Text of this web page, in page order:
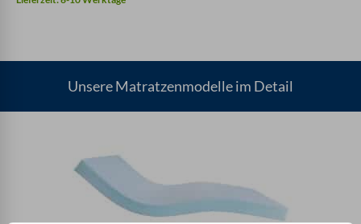
Unsere Matratzenmodelle im Detail